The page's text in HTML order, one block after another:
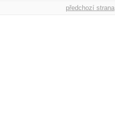
předchozí strana